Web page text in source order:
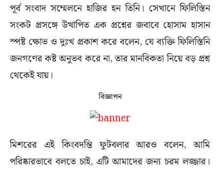
পূর্ব সংবাদ সম্মেলনে হাজির হন তিনি। সেখানে ফিলিস্তিন
সংকট প্রসঙ্গে উত্থাপিত এক প্রশ্নের জবাবে হোসাম হাসান
স্পষ্ট ক্ষোভ ও দুঃখ প্রকাশ করে বলেন, যে ব্যক্তি ফিলিস্তিনি
জনগণের কষ্ট অনুভব করে না, তার মানবিকতা নিয়ে বড় প্রশ্ন
থেকেই যায়।
বিজ্ঞাপন
মিশরের এই কিংবদন্তি ফুটবলার আরও বলেন, আমি
পরিষ্কারভাবে বলতে চাই, এটি আমাদের জন্য চরম লজ্জার।